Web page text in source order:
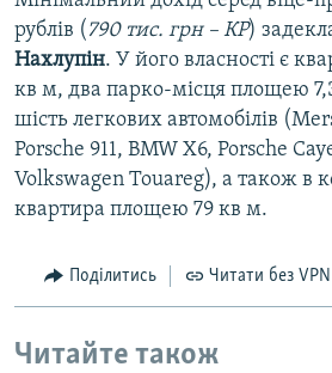
рублів ( 790 тис. грн – КР)
Нахлупін. У його власності є
кв м, два парко-місця площею
шість легкових автомобілів
Porsche 911, BMW X6, Porsche
Volkswagen Touareg), а також в
квартира площею 79 кв м.
Поділитись Читати без VPN
Читайте також